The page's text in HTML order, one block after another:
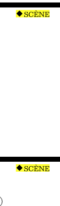
SCÈNE
SCÈNE